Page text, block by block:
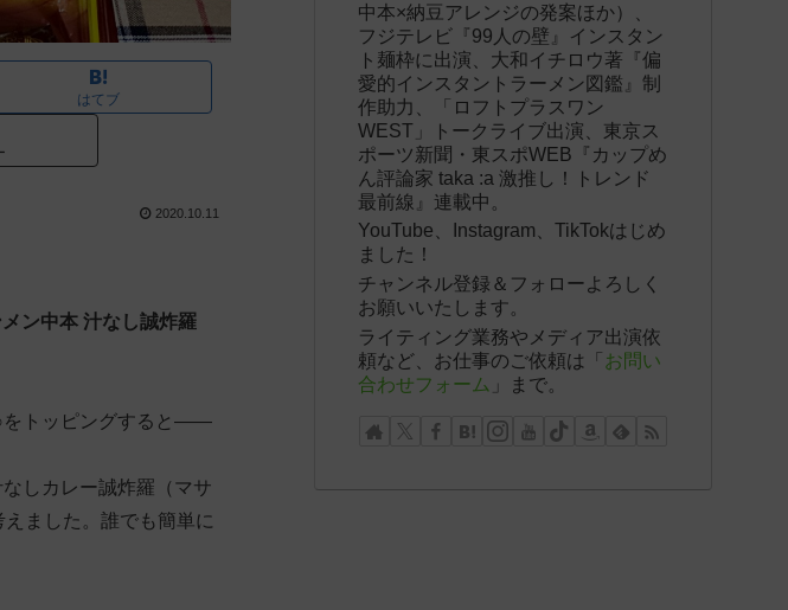
はてブ
2020.10.11
ン中本 汁なし誠炸羅
をトッピングすると——
しカレー誠炸羅（マサ
ました。誰でも簡単に
中本×納豆アレンジの発案ほか）、
フジテレビ『99人の壁』インスタン
ト麺枠に出演、大和イチロウ著『偏
愛的インスタントラーメン図鑑』制
作助力、「ロフトプラスワン
WEST」トークライブ出演、東京ス
ポーツ新聞・東スポWEB『カップめ
ん評論家 taka :a 激推し！トレンド
最前線』連載中。
YouTube、Instagram、TikTokはじめ
ました！
チャンネル登録＆フォローよろしく
お願いいたします。
ライティング業務やメディア出演依
頼など、お仕事のご依頼は「 お問い
合わせフォーム 」まで。